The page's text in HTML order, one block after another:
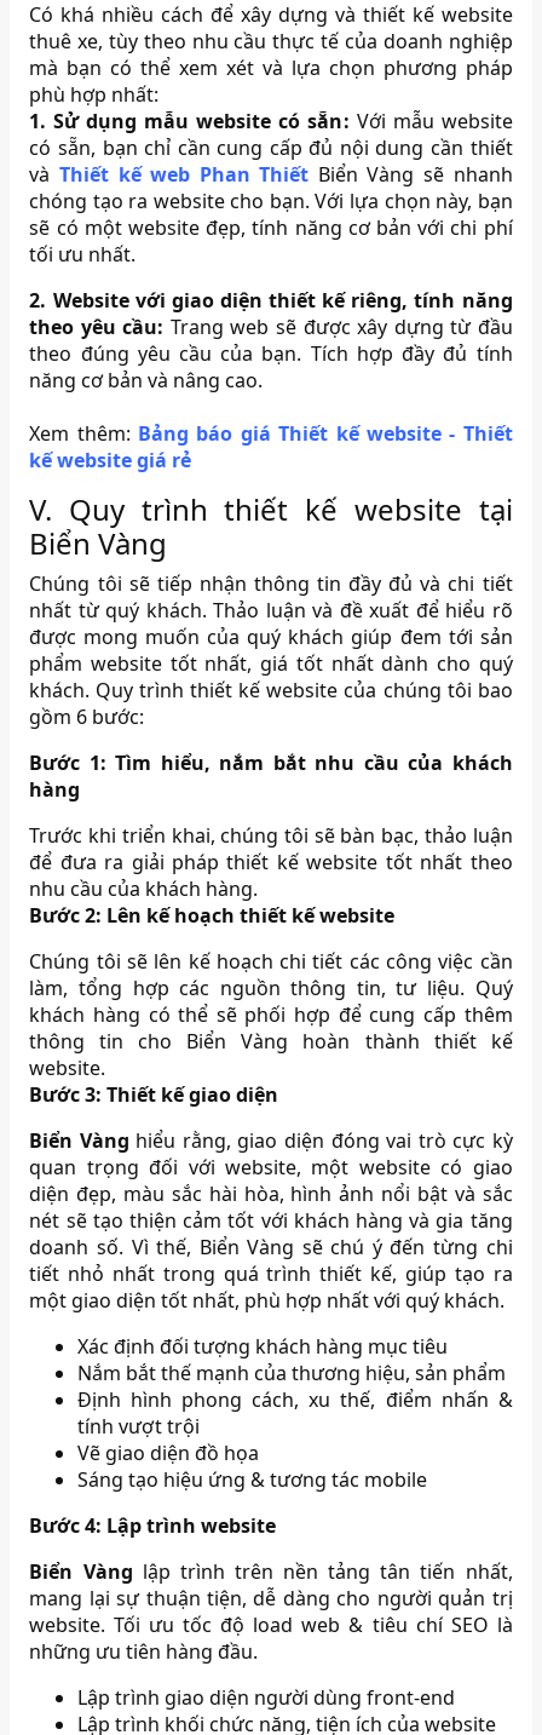
Có khá nhiều cách để xây dựng và thiết kế website
thuê xe, tùy theo nhu cầu thực tế của doanh nghiệp
mà bạn có thể xem xét và lựa chọn phương pháp
phù hợp nhất:
1. Sử dụng mẫu website có sẵn: Với mẫu website
có sẵn, bạn chỉ cần cung cấp đủ nội dung cần thiết
vàThiết kế web Phan Thiết Biển Vàng sẽ nhanh
chóng tạo ra website cho bạn. Với lựa chọn này, bạn
sẽ có một website đẹp, tính năng cơ bản với chi phí
tối ưu nhất.
2. Website với giao diện thiết kế riêng, tính năng
theo yêu cầu: Trang web sẽ được xây dựng từ đầu
theo đúng yêu cầu của bạn. Tích hợp đầy đủ tính
năng cơ bản và nâng cao.
Xem thêm: Bảng báo giá Thiết kế website - Thiết
kế website giá rẻ
V. Quy trình thiết kế website tại
Biển Vàng
Chúng tôi sẽ tiếp nhận thông tin đầy đủ và chi tiết
nhất từ quý khách. Thảo luận và đề xuất để hiểu rõ
được mong muốn của quý khách giúp đem tới sản
phẩm website tốt nhất, giá tốt nhất dành cho quý
khách. Quy trình thiết kế website của chúng tôi bao
gồm 6 bước:
Bước 1: Tìm hiểu, nắm bắt nhu cầu của khách
hàng
Trước khi triển khai, chúng tôi sẽ bàn bạc, thảo luận
để đưa ra giải pháp thiết kế website tốt nhất theo
nhu cầu của khách hàng.
Bước 2: Lên kế hoạch thiết kế website
Chúng tôi sẽ lên kế hoạch chi tiết các công việc cần
làm, tổng hợp các nguồn thông tin, tư liệu. Quý
khách hàng có thể sẽ phối hợp để cung cấp thêm
thông tin cho Biển Vàng hoàn thành thiết kế
website.
Bước 3: Thiết kế giao diện
Biển Vàng hiểu rằng, giao diện đóng vai trò cực kỳ
quan trọng đối với website, một website có giao
diện đẹp, màu sắc hài hòa, hình ảnh nổi bật và sắc
nét sẽ tạo thiện cảm tốt với khách hàng và gia tăng
doanh số. Vì thế, Biển Vàng sẽ chú ý đến từng chi
tiết nhỏ nhất trong quá trình thiết kế, giúp tạo ra
một giao diện tốt nhất, phù hợp nhất với quý khách.
Xác định đối tượng khách hàng mục tiêu
Nắm bắt thế mạnh của thương hiệu, sản phẩm
Định hình phong cách, xu thế, điểm nhấn &
tính vượt trội
Vẽ giao diện đồ họa
Sáng tạo hiệu ứng & tương tác mobile
Bước 4: Lập trình website
Biển Vàng lập trình trên nền tảng tân tiến nhất,
mang lại sự thuận tiện, dễ dàng cho người quản trị
website. Tối ưu tốc độ load web & tiêu chí SEO là
những ưu tiên hàng đầu.
Lập trình giao diện người dùng front-end
Lập trình khối chức năng, tiện ích của website